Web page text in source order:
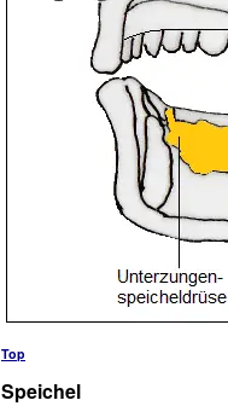
Top
Speichel